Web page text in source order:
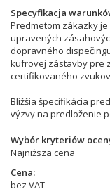
Specyfikacja
Predmetom zákazky
upravených
dopravného
kufrovej zástavby pre
certifikovaného
Bližšia špecifikácia
výzvy na predloženie
Wybór kryteriów
Najniższa cena
Cena
bez VAT